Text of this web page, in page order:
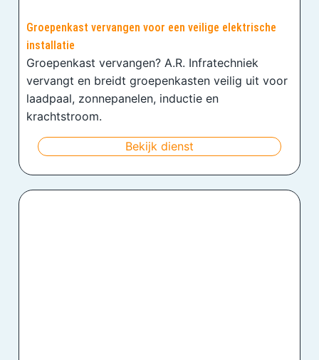
Groepenkast vervangen voor een veilige elektrische
installatie
Groepenkast vervangen? A.R. Infratechniek
vervangt en breidt groepenkasten veilig uit voor
laadpaal, zonnepanelen, inductie en
krachtstroom.
Bekijk dienst